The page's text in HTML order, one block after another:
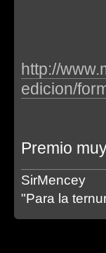
http://
edicion/
Premio
SirMencey
"Para la